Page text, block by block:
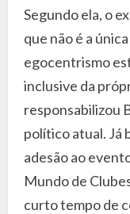
Segundo ela, o
que não é a
egocentrismo
inclusive da
responsabilizou
político atual. Já
adesão ao
Mundo de
curto tempo de